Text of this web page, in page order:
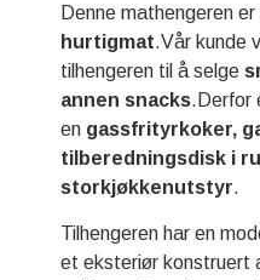
Denne mathengeren
hurtigmat.Vår kunde
tilhengeren til å selge
annen snacks.Derfor
en gassfrityrkoker,
tilberedningsdisk i
storkjøkkenutstyr.
Tilhengeren har en
et eksteriør konstruert